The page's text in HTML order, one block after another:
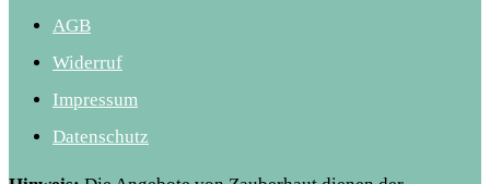
AGB
Widerruf
Impressum
Datenschutz